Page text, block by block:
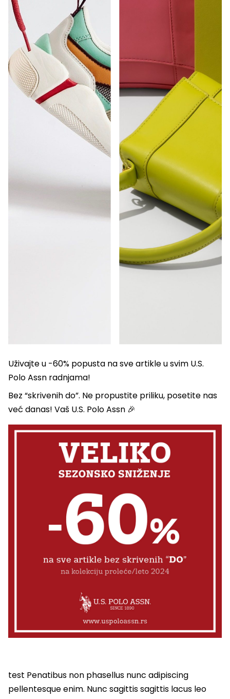
Uživajte u -60% popusta na sve artikle u svim U.S.
Polo Assn radnjama!
Bez “skrivenih do”. Ne propustite priliku, posetite nas
već danas! Vaš U.S. Polo Assn 🎉
test Penatibus non phasellus nunc adipiscing
pellentesque enim. Nunc sagittis sagittis lacus leo